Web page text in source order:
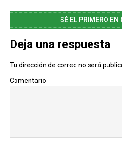
SÉ EL PRIMERO EN
Deja una respuesta
Tu dirección de correo no será
Comentario